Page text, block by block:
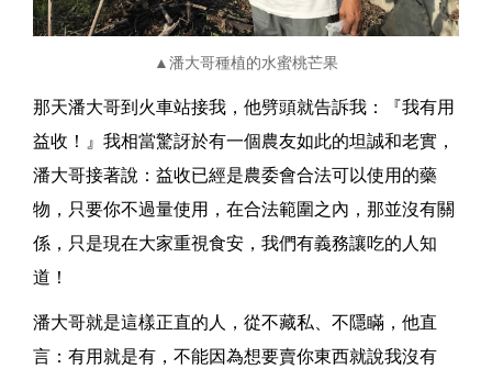
▲潘大哥種植的水蜜桃芒果
那天潘大哥到火車站接我，他劈頭就告訴我：『我有用
益收！』我相當驚訝於有一個農友如此的坦誠和老實，
潘大哥接著說：益收已經是農委會合法可以使用的藥
物，只要你不過量使用，在合法範圍之內，那並沒有關
係，只是現在大家重視食安，我們有義務讓吃的人知
道！
潘大哥就是這樣正直的人，從不藏私、不隱瞞，他直
言：有用就是有，不能因為想要賣你東西就說我沒有